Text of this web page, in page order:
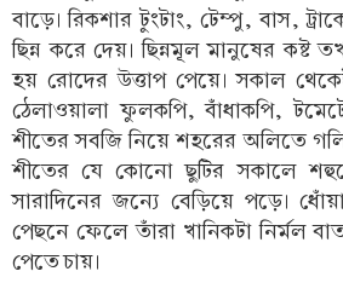
বাড়ে। রিকশার টুংটাং, টেম্পু, বাস,
ছিন্ন করে দেয়। ছিন্নমূল মানুষের কষ্ট
হয় রোদের উত্তাপ পেয়ে। সকাল
ঠেলাওয়ালা ফুলকপি, বাঁধাকপি,
শীতের সবজি নিয়ে শহরের অলিতে
শীতের যে কোনো ছুটির সকালে
সারাদিনের জন্যে বেড়িয়ে পড়ে।
পেছনে ফেলে তাঁরা খানিকটা নির্মল
পেতে চায়।